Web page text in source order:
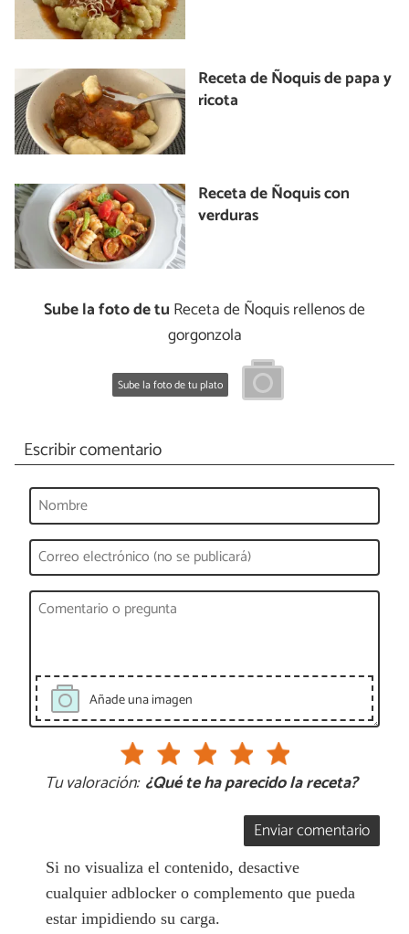
Receta de Ñoquis de papa y
ricota
Receta de Ñoquis con
verduras
Sube la foto de tu Receta de Ñoquis rellenos de
gorgonzola
Sube la foto de tu plato
Escribir comentario
Añade una imagen
Tu valoración: ¿Qué te ha parecido la receta?
Enviar comentario
Si no visualiza el contenido, desactive
cualquier adblocker o complemento que pueda
estar impidiendo su carga.